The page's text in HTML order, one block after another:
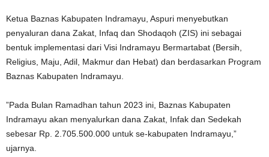
Ketua Baznas Kabupaten Indramayu, Aspuri menyebutkan
penyaluran dana Zakat, Infaq dan Shodaqoh (ZIS) ini sebagai
bentuk implementasi dari Visi Indramayu Bermartabat (Bersih,
Religius, Maju, Adil, Makmur dan Hebat) dan berdasarkan Program
Baznas Kabupaten Indramayu.
”Pada Bulan Ramadhan tahun 2023 ini, Baznas Kabupaten
Indramayu akan menyalurkan dana Zakat, Infak dan Sedekah
sebesar Rp. 2.705.500.000 untuk se-kabupaten Indramayu,”
ujarnya.